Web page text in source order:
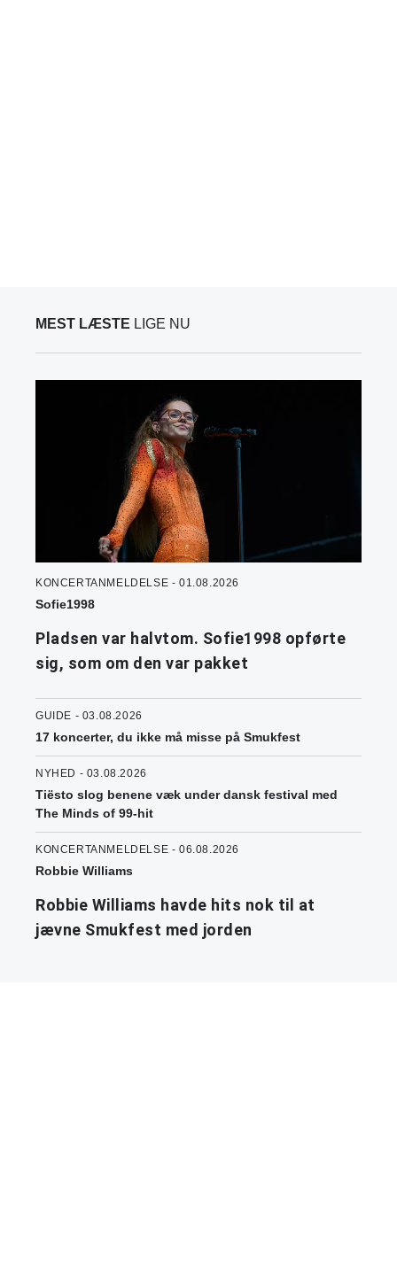
MEST LÆSTE LIGE NU
KONCERTANMELDELSE - 01.08.2026
Sofie1998
Pladsen var halvtom. Sofie1998 opførte
sig, som om den var pakket
GUIDE - 03.08.2026
17 koncerter, du ikke må misse på Smukfest
NYHED - 03.08.2026
Tiësto slog benene væk under dansk festival med
The Minds of 99-hit
KONCERTANMELDELSE - 06.08.2026
Robbie Williams
Robbie Williams havde hits nok til at
jævne Smukfest med jorden